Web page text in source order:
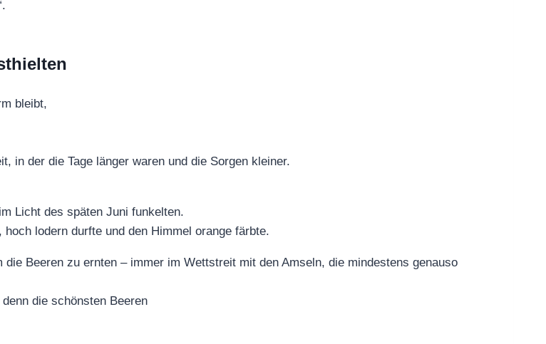
bleibt,
in der die Tage länger waren und die Sorgen kleiner.
Licht des späten Juni funkelten.
lodern durfte und den Himmel orange färbte.
Beeren zu ernten – immer im Wettstreit mit den Amseln, die mindestens genauso
die schönsten Beeren